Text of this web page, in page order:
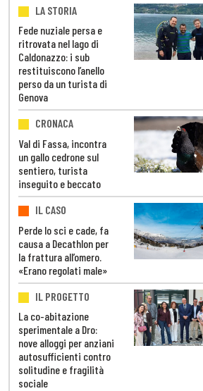
LA STORIA
Fede nuziale persa e
ritrovata nel lago di
Caldonazzo: i sub
restituiscono l’anello
perso da un turista di
Genova
CRONACA
Val di Fassa, incontra
un gallo cedrone sul
sentiero, turista
inseguito e beccato
IL CASO
Perde lo sci e cade, fa
causa a Decathlon per
la frattura all’omero.
«Erano regolati male»
IL PROGETTO
La co-abitazione
sperimentale a Dro:
nove alloggi per anziani
autosufficienti contro
solitudine e fragilità
sociale